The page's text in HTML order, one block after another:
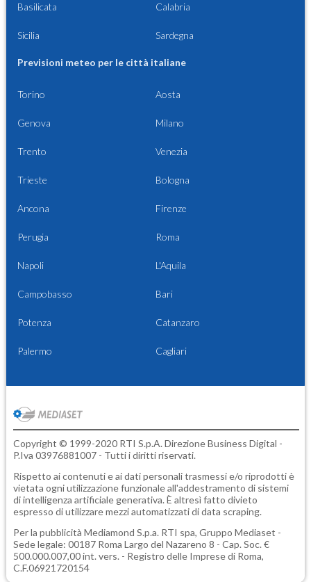
Basilicata Calabria
Sicilia Sardegna
Previsioni meteo per le città italiane
Torino Aosta
Genova Milano
Trento Venezia
Trieste Bologna
Ancona Firenze
Perugia Roma
Napoli L'Aquila
Campobasso Bari
Potenza Catanzaro
Palermo Cagliari
Copyright © 1999-2020 RTI S.p.A. Direzione Business Digital -
P.Iva 03976881007 - Tutti i diritti riservati.
Rispetto ai contenuti e ai dati personali trasmessi e/o riprodotti è
vietata ogni utilizzazione funzionale all'addestramento di sistemi
di intelligenza artificiale generativa. È altresì fatto divieto
espresso di utilizzare mezzi automatizzati di data scraping.
Per la pubblicità Mediamond S.p.a. RTI spa, Gruppo Mediaset -
Sede legale: 00187 Roma Largo del Nazareno 8 - Cap. Soc. €
500.000.007,00 int. vers. - Registro delle Imprese di Roma,
C.F.06921720154